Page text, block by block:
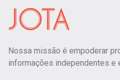
Nossa missão é empoderar
informações independentes e